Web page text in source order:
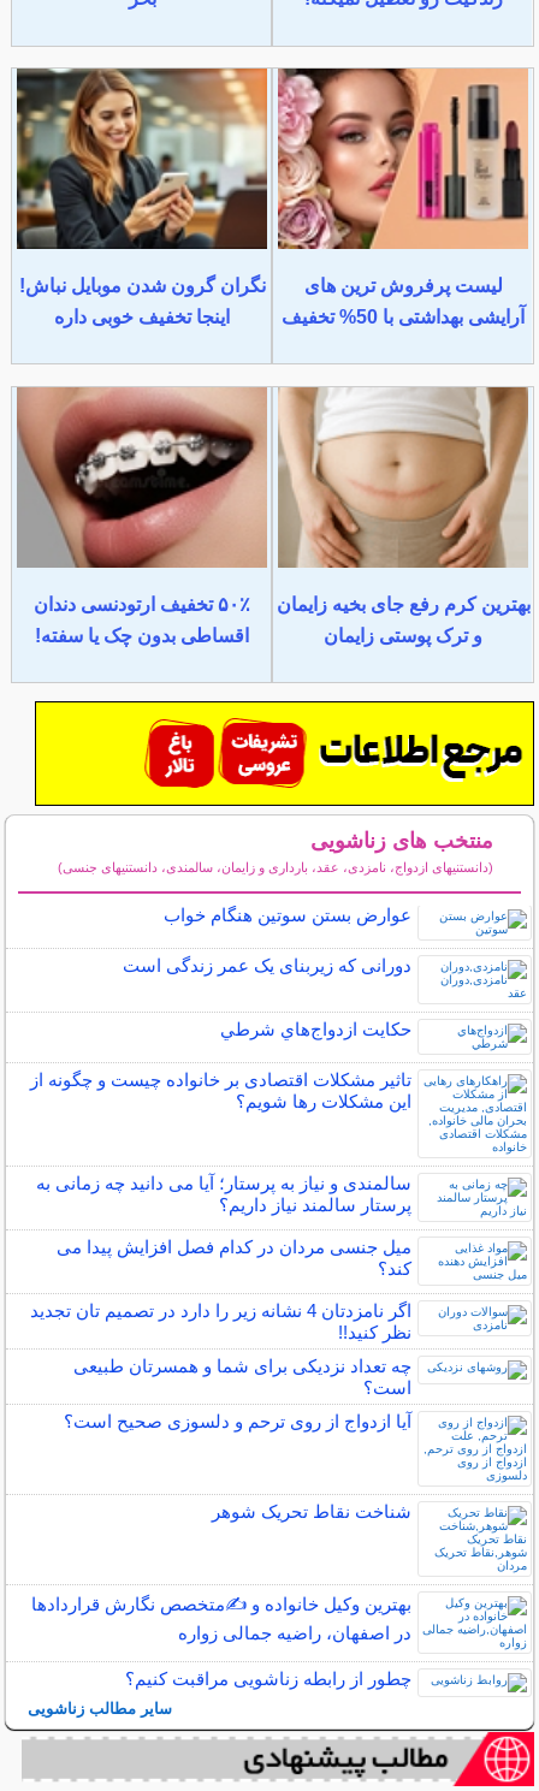
لیست پرفروش ترین های
آرایشی بهداشتی با 50% تخفیف
نگران گرون شدن موبایل نباش!
اینجا تخفیف خوبی داره
بهترین کرم رفع جای بخیه زایمان
و ترک پوستی زایمان
۵۰٪ تخفیف ارتودنسی دندان
اقساطی بدون چک یا سفته!
منتخب های زناشویی
(دانستنیهای ازدواج، نامزدی، عقد، بارداری و زایمان، سالمندی، دانستنیهای جنسی)
عوارض بستن سوتین هنگام خواب
دورانی که زیربنای یک عمر زندگی‌ است
حكايت ازدواج‌هاي شرطي
تاثیر مشکلات اقتصادی بر خانواده چیست و چگونه از
این مشکلات رها شویم؟
سالمندی و نیاز به پرستار؛ آیا می دانید چه زمانی به
پرستار سالمند نیاز داریم؟
میل جنسی مردان در کدام فصل افزایش پیدا می
کند؟
اگر نامزدتان 4 نشانه زیر را دارد در تصمیم تان تجدید
نظر کنید!!
چه تعداد نزدیکی برای شما و همسرتان طبیعی
است؟
آیا ازدواج از روی ترحم و دلسوزی صحیح است؟
شناخت نقاط تحریک شوهر
بهترین وکیل خانواده و ✍️متخصص نگارش قراردادها
در اصفهان، راضیه جمالی زواره
چطور از رابطه زناشویی مراقبت کنیم؟
سایر مطالب زناشویی